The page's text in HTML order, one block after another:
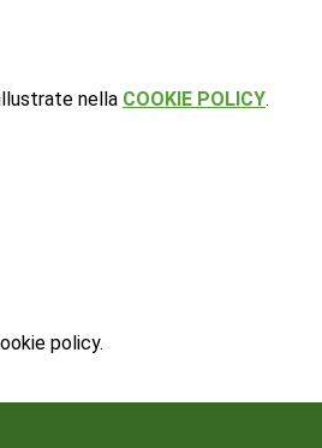
nella COOKIE POLICY.
policy.